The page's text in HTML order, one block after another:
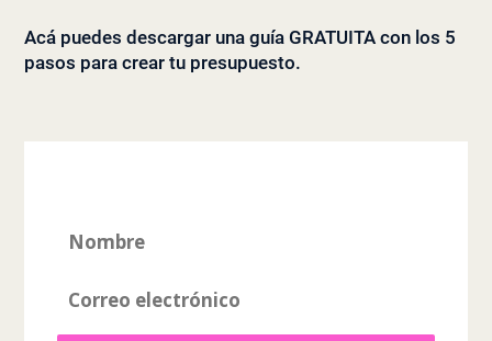
Acá puedes descargar una guía GRATUITA con los 5
pasos para crear tu presupuesto.